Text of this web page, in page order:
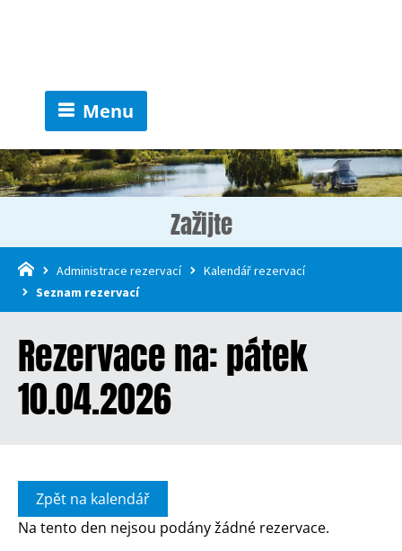
Menu
Zažijte
Administrace rezervací
Kalendář rezervací
Seznam rezervací
Rezervace na: pátek
10.04.2026
Zpět na kalendář
Na tento den nejsou podány žádné rezervace.